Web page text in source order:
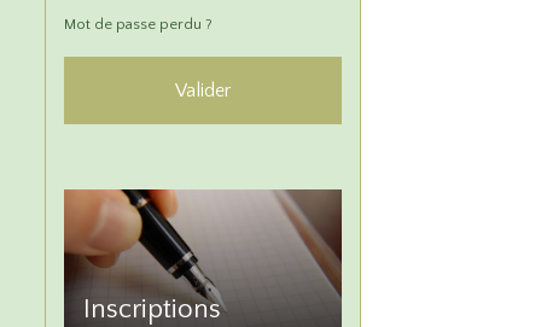
Mot de passe perdu ?
Valider
Inscriptions